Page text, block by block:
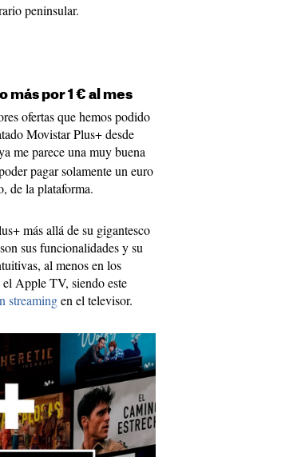
peninsular.
más por 1 € al mes
ofertas que hemos podido
Movistar Plus+ desde
me parece una muy buena
pagar solamente un euro
de la plataforma.
más allá de su gigantesco
sus funcionalidades y su
al menos en los
Apple TV, siendo este
streamingen el televisor.